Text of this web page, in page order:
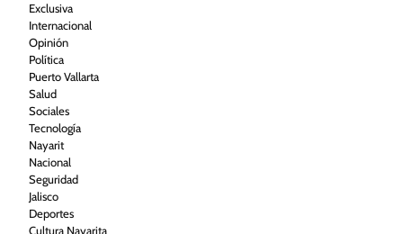
Exclusiva
Internacional
Opinión
Política
Puerto Vallarta
Salud
Sociales
Tecnología
Nayarit
Nacional
Seguridad
Jalisco
Deportes
Cultura Nayarita